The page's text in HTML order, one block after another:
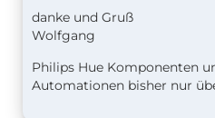
danke und Gruß
Wolfgang
Philips Hue Komponenten
Automationen bisher nur